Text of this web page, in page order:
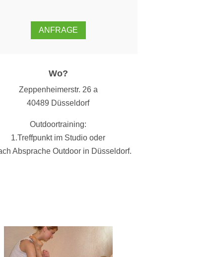
ANFRAGE
Wo?
Zeppenheimerstr. 26 a
40489 Düsseldorf
Outdoortraining:
1.Treffpunkt im Studio oder
Absprache Outdoor in Düsseldorf.